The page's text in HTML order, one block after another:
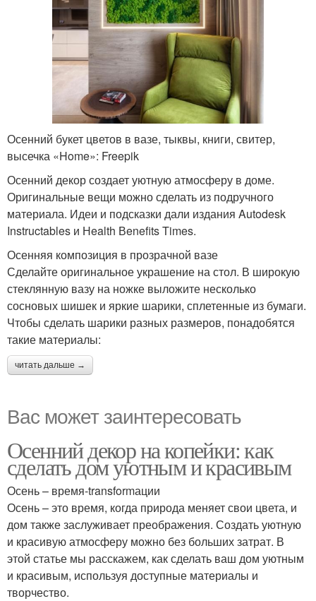
Осенний букет цветов в вазе, тыквы, книги, свитер,
высечка «Home»: Freepik
Осенний декор создает уютную атмосферу в доме.
Оригинальные вещи можно сделать из подручного
материала. Идеи и подсказки дали издания Autodesk
Instructables и Нealth Вenefits Times.
Осенняя композиция в прозрачной вазе
Сделайте оригинальное украшение на стол. В широкую
стеклянную вазу на ножке выложите несколько
сосновых шишек и яркие шарики, сплетенные из бумаги.
Чтобы сделать шарики разных размеров, понадобятся
такие материалы:
читать дальше →
Вас может заинтересовать
Осенний декор на копейки: как
сделать дом уютным и красивым
Осень – время-transformации
Осень – это время, когда природа меняет свои цвета, и
дом также заслуживает преображения. Создать уютную
и красивую атмосферу можно без больших затрат. В
этой статье мы расскажем, как сделать ваш дом уютным
и красивым, используя доступные материалы и
творчество.